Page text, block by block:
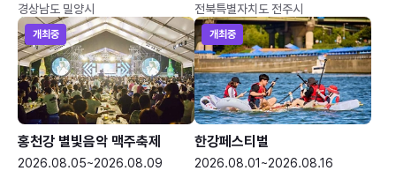
경상남도 밀양시
전북특별자치도 전주시
개최중
홍천강 별빛음악 맥주축제
2026.08.05~2026.08.09
개최중
한강페스티벌
2026.08.01~2026.08.16